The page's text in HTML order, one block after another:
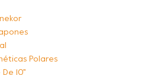
Polares
10''